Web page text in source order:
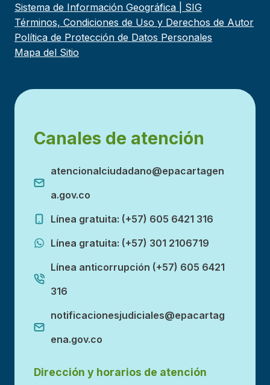
Sistema de Información Geográfica | SIG
Términos, Condiciones de Uso y Derechos de Autor
Política de Protección de Datos Personales
Mapa del Sitio
Canales de atención
atencionalciudadano@epacartagen
a.gov.co
Línea gratuita: (+57) 605 6421 316
Línea gratuita: (+57) 301 2106719
Línea anticorrupción (+57) 605 6421
316
notificacionesjudiciales@epacartag
ena.gov.co
Dirección y horarios de atención